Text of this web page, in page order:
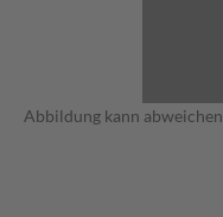
Abbildung kann abweichen